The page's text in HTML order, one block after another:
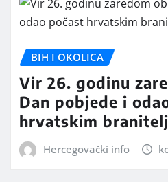
BIH I OKOLICA
Vir 26. godinu
Dan pobjede i
hrvatskim
Hercegovački info